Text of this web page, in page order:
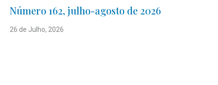
Número 162, julho-agosto de 2026
26 de Julho, 2026